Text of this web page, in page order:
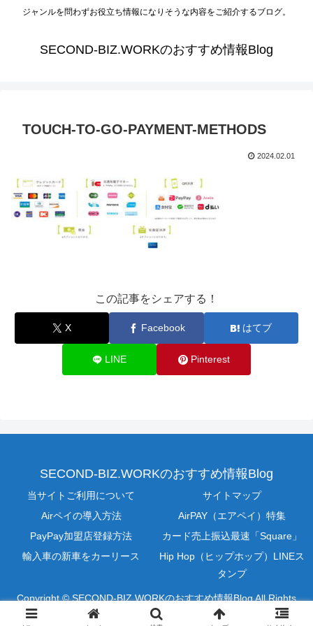
ジャンルを問わずお役立ち情報になりそうな内容をご紹介するブログ。
SECOND-BIZ.WORKのおすすめ情報Blog
TOUCH-TO-GO-PAYMENT-METHODS
2024.02.01
この記事をシェアする！
X Facebook はてブ
LINE Pinterest
SECOND-BIZ.WORKのおすすめ情報Blog
当サイトご利用について
サイトマップ
Airペイの導入方法
AirPAY（エアペイ）特集
PayPay加盟店登録方法
カード売上振込最速「Square」
輸入車の新車をカーリース
Hip Hop（ヒップホップ）LINEス
タンプ
Copyright © SECOND-BIZ.WORKのおすすめ情報Blog All Rights
Reserved.